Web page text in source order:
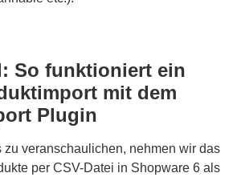
So funktioniert ein
mit dem
Plugin
zu veranschaulichen, nehmen wir das
per CSV-Datei in Shopware 6 als